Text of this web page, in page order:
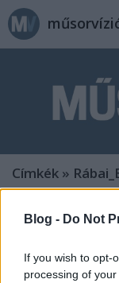
Blog - Do Not
If you wish to opt-
processing of
Címkék »